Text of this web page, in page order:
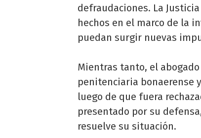
defraudaciones. La
hechos en el marco de la
puedan surgir nuevas
Mientras tanto, el
penitenciaria bonaerense
luego de que fuera
presentado por su
resuelve su situación.